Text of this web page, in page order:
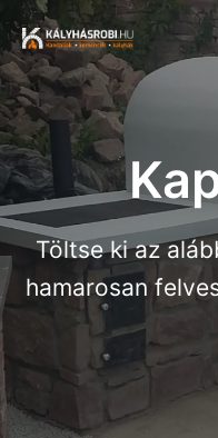
Skip
to
content
Töltse ki az
hamarosan